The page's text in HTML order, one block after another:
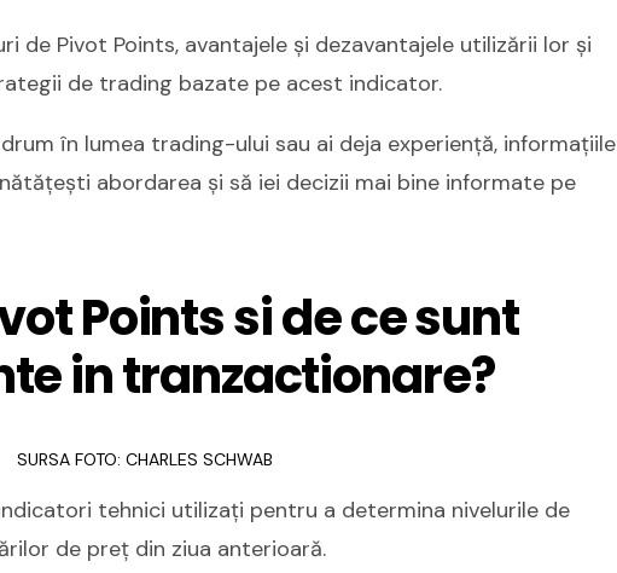
de Pivot Points, avantajele și dezavantajele utilizării lor și
de trading bazate pe acest indicator.
în lumea trading-ului sau ai deja experiență, informațiile
abordarea și să iei decizii mai bine informate pe
Points si de ce sunt
in tranzactionare?
SURSA FOTO: CHARLES SCHWAB
tehnici utilizați pentru a determina nivelurile de
de preț din ziua anterioară.